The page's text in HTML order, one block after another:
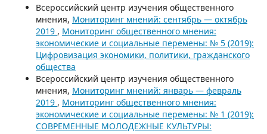
Всероссийский центр изучения общественного
мнения, Мониторинг мнений: сентябрь — октябрь
2019 , Мониторинг общественного мнения:
экономические и социальные перемены: № 5 (2019):
Цифровизация экономики, политики, гражданского
общества
Всероссийский центр изучения общественного
мнения, Мониторинг мнений: январь — февраль
2019 , Мониторинг общественного мнения:
экономические и социальные перемены: № 1 (2019):
СОВРЕМЕННЫЕ МОЛОДЕЖНЫЕ КУЛЬТУРЫ: